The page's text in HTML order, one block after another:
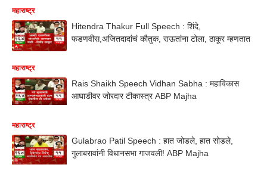
महाराष्ट्र
Hitendra Thakur Full Speech : शिंदे,
फडणवीस,अजितदादांचं कौतुक, राऊतांना टोला, ठाकूर म्हणतात
महाराष्ट्र
Rais Shaikh Speech Vidhan Sabha : महाविकास
आघाडीवर जोरदार टीकास्त्र ABP Majha
महाराष्ट्र
Gulabrao Patil Speech : हात जोडले, हात सोडले,
गुलाबरावांनी विधानसभा गाजवली! ABP Majha